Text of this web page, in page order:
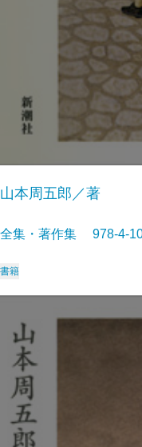
山本周五郎／著
全集・著作集 978-4-
書籍